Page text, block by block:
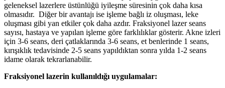
geleneksel lazerlere üstünlüğü iyileşme süresinin çok daha kısa
olmasıdır. Diğer bir avantajı ise işleme bağlı iz oluşması, leke
oluşması gibi yan etkiler çok daha azdır. Fraksiyonel lazer seans
sayısı, hastaya ve yapılan işleme göre farklılıklar gösterir. Akne izleri
için 3-6 seans, deri çatlaklarında 3-6 seans, et benlerinde 1 seans,
kırışıklık tedavisinde 2-5 seans yapıldıktan sonra yılda 1-2 seans
idame olarak tekrarlanabilir.
Fraksiyonel lazerin kullanıldığı uygulamalar: